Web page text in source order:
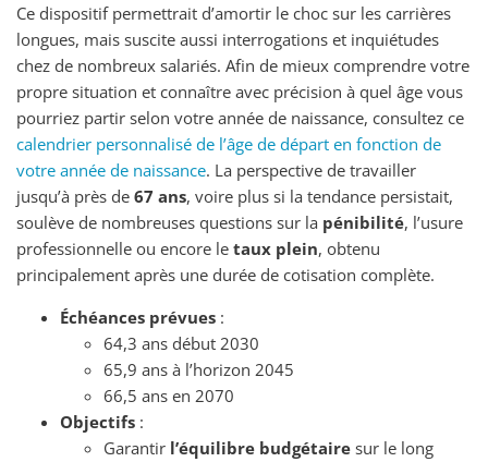
Ce dispositif permettrait d’amortir le choc sur les carrières
longues, mais suscite aussi interrogations et inquiétudes
chez de nombreux salariés. Afin de mieux comprendre votre
propre situation et connaître avec précision à quel âge vous
pourriez partir selon votre année de naissance, consultez ce
calendrier personnalisé de l’âge de départ en fonction de
votre année de naissance. La perspective de travailler
jusqu’à près de 67 ans, voire plus si la tendance persistait,
soulève de nombreuses questions sur la pénibilité, l’usure
professionnelle ou encore le taux plein, obtenu
principalement après une durée de cotisation complète.
Échéances prévues :
64,3 ans début 2030
65,9 ans à l’horizon 2045
66,5 ans en 2070
Objectifs :
Garantir l’équilibre budgétaire sur le long